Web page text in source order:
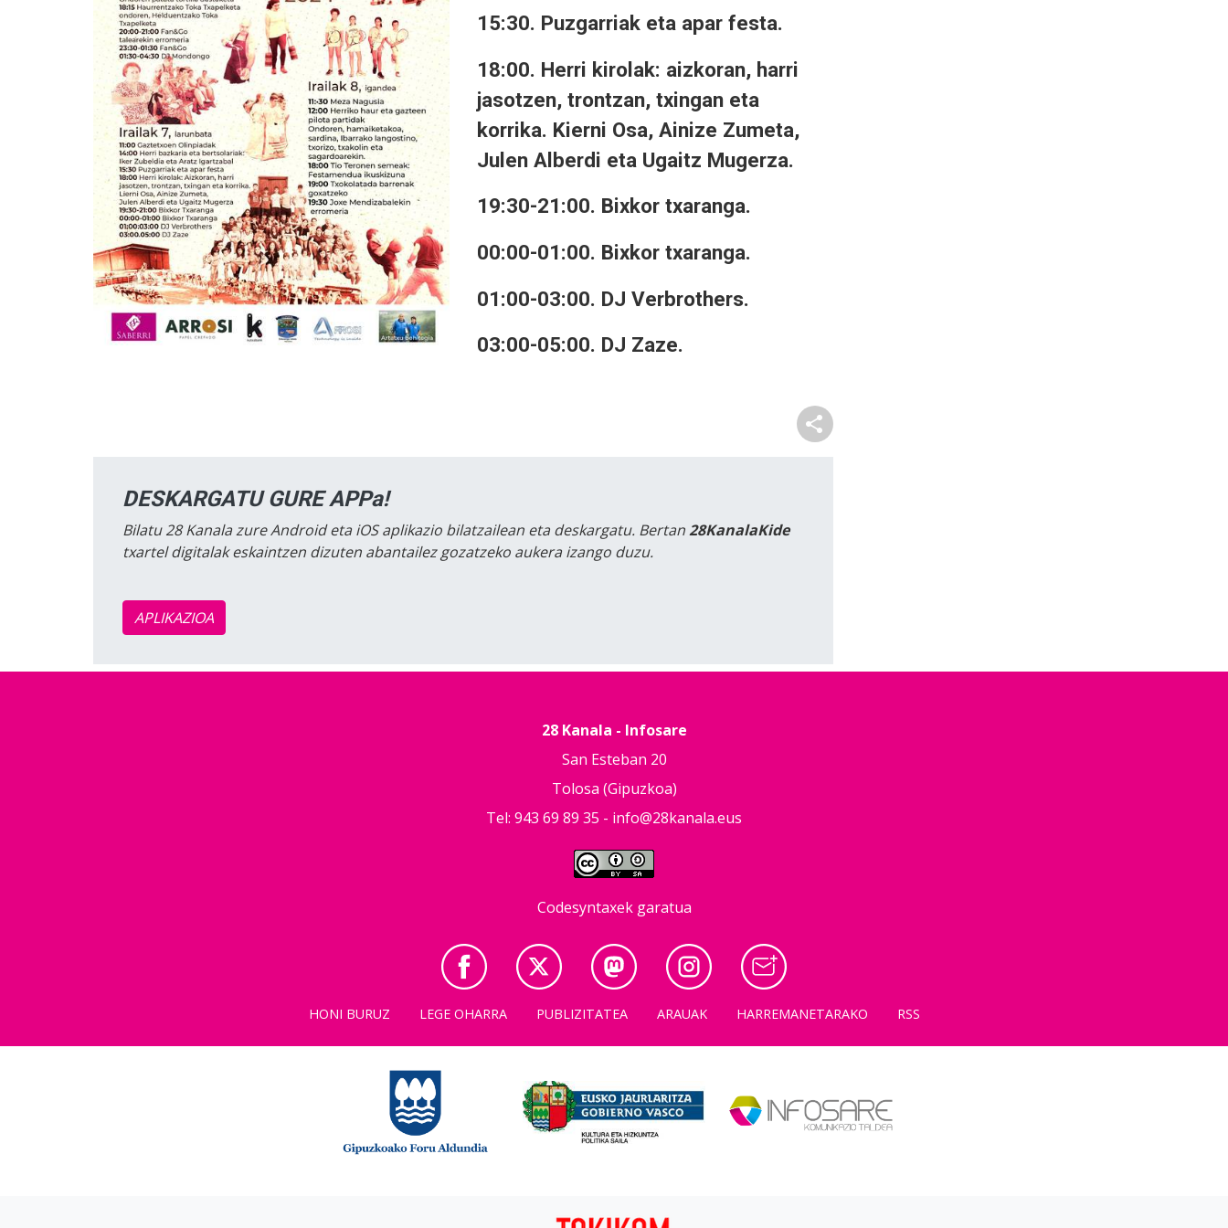
15:30. Puzgarriak eta apar festa.
18:00. Herri kirolak: aizkoran, harri
jasotzen, trontzan, txingan eta
korrika. Kierni Osa, Ainize Zumeta,
Julen Alberdi eta Ugaitz Mugerza.
19:30-21:00. Bixkor txaranga.
00:00-01:00. Bixkor txaranga.
01:00-03:00. DJ Verbrothers.
03:00-05:00. DJ Zaze.
DESKARGATU GURE APPa!
Bilatu 28 Kanala zure Android eta iOS aplikazio bilatzailean eta deskargatu. Bertan28KanalaKide
txartel digitalak eskaintzen dizuten abantailez gozatzeko aukera izango duzu.
APLIKAZIOA
28 Kanala - Infosare
San Esteban 20
Tolosa (Gipuzkoa)
Tel: 943 69 89 35 - info@28kanala.eus
Codesyntaxek garatua
HONI BURUZ LEGE OHARRA PUBLIZITATEA ARAUAK HARREMANETARAKO RSS